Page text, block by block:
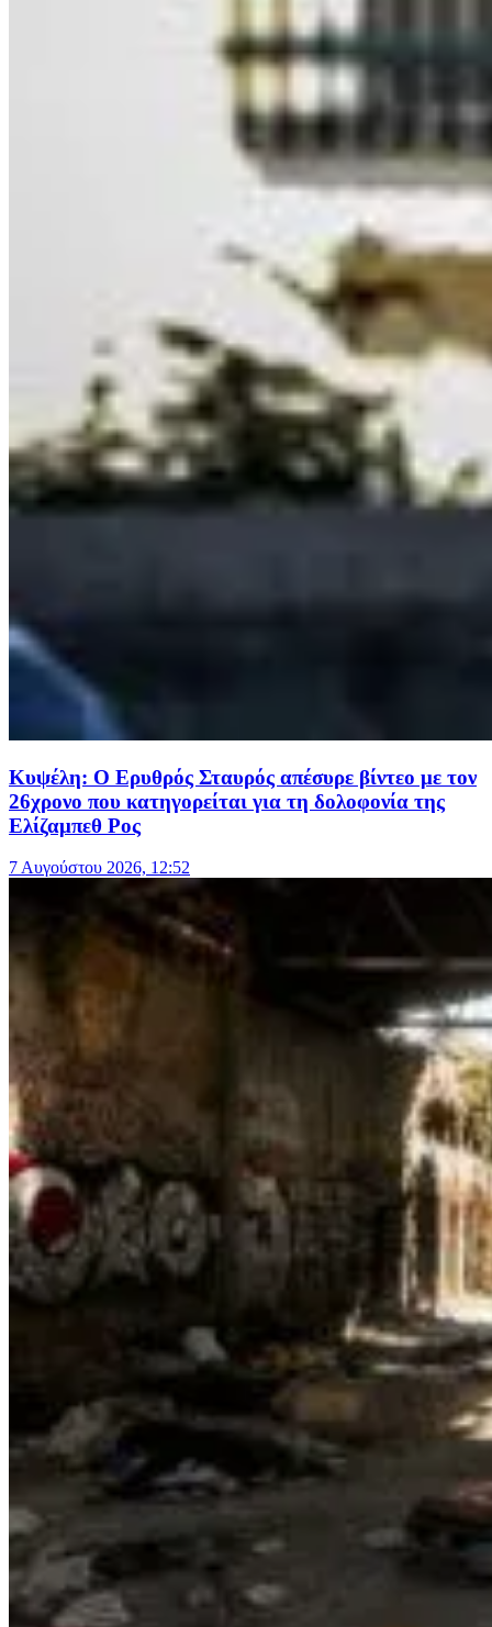
Κυψέλη: Ο Ερυθρός Σταυρός απέσυρε βίντεο με τον
26χρονο που κατηγορείται για τη δολοφονία της
Ελίζαμπεθ Ρος
7 Αυγούστου 2026, 12:52